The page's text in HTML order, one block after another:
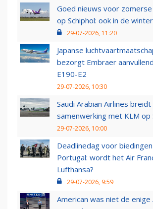
Goed nieuws voor
op Schiphol: ook in de
29-07-2026, 11:20
Japanse
bezorgt Embraer
E190-E2
29-07-2026, 10:30
Saudi Arabian Airlines breidt
samenwerking met KLM op
29-07-2026, 10:00
Deadlinedag voor
Portugal: wordt het Air
Lufthansa?
29-07-2026, 9:59
American was niet de enige